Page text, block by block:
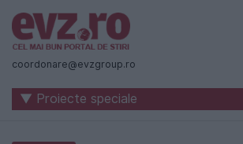
Știri
naționale
internaționale
coordonare@evzgroup.ro
▼ Proiecte speciale